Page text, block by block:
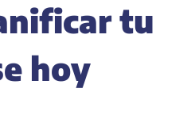
tu
hoy